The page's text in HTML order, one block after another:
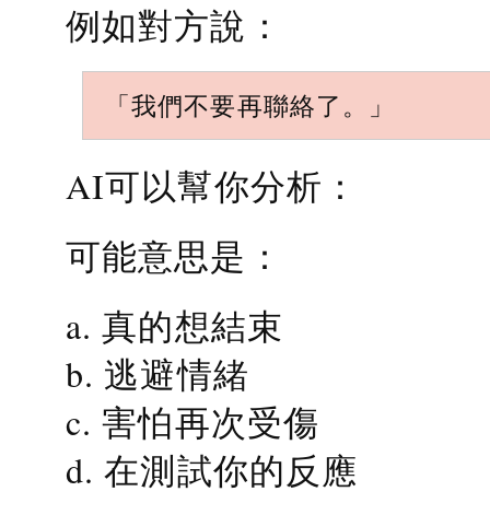
例如對方說：
「我們不要再聯絡了。」
AI可以幫你分析：
可能意思是：
a. 真的想結束
b. 逃避情緒
c. 害怕再次受傷
d. 在測試你的反應